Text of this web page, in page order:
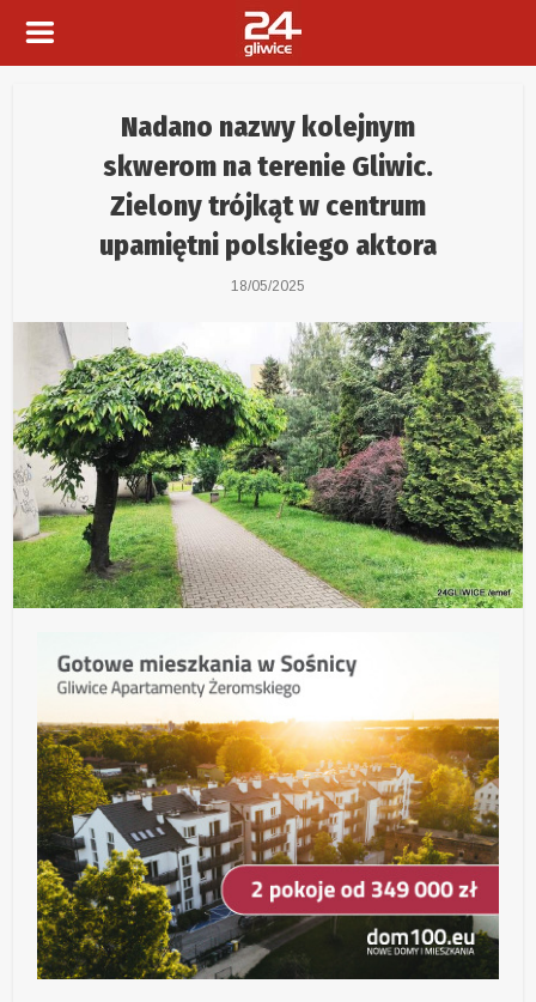
Nadano nazwy kolejnym
skwerom na terenie Gliwic.
Zielony trójkąt w centrum
upamiętni polskiego aktora
18/05/2025